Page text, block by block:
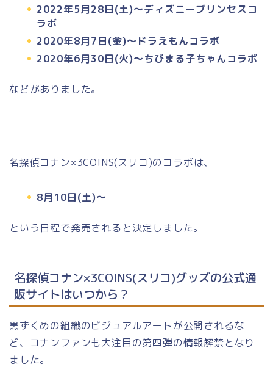
2022年5月28日(土)～ディズニープリンセスコ
ラボ
2020年8月7日(金)～ドラえもんコラボ
2020年6月30日(火)～ちびまる子ちゃんコラボ
などがありました。
名探偵コナン×3COINS(スリコ)のコラボは、
8月10日(土)～
という日程で発売されると決定しました。
名探偵コナン×3COINS(スリコ)グッズの公式通
販サイトはいつから？
黒ずくめの組織のビジュアルアートが公開されるな
ど、コナンファンも大注目の第四弾の情報解禁となり
ました。